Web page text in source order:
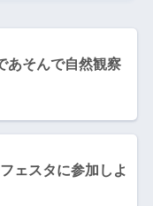
あそんで自然観察
ェスタに参加しよ